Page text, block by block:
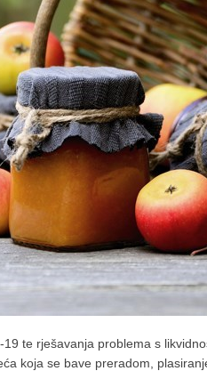
te rješavanja problema s
koja se bave preradom,